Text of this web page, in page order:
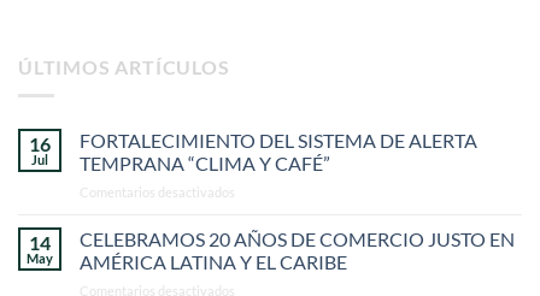
ÚLTIMOS ARTÍCULOS
16
Jul
FORTALECIMIENTO DEL SISTEMA DE ALERTA
TEMPRANA “CLIMA Y CAFÉ”
Comentarios desactivados
DEL
DE
14
May
CELEBRAMOS 20 AÑOS DE COMERCIO JUSTO EN
AMÉRICA LATINA Y EL CARIBE
Comentarios desactivados